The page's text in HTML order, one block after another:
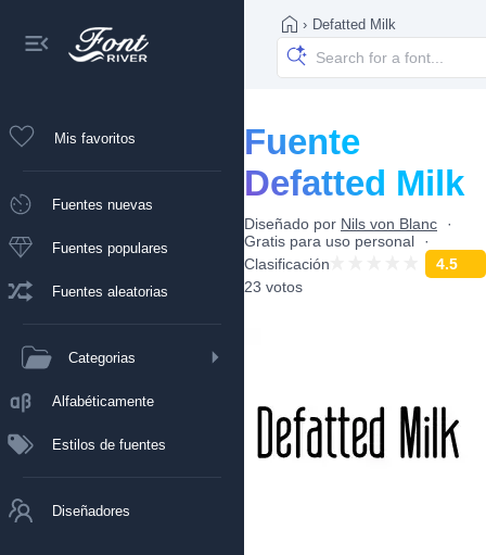
Mis favoritos
Fuentes nuevas
Fuentes populares
Fuentes aleatorias
Categorias
Alfabéticamente
Estilos de fuentes
Diseñadores
› Defatted Milk
Fuente
Defatted Milk
Diseñado por Nils von Blanc
Gratis para uso personal
Clasificación
4.5
23 votos